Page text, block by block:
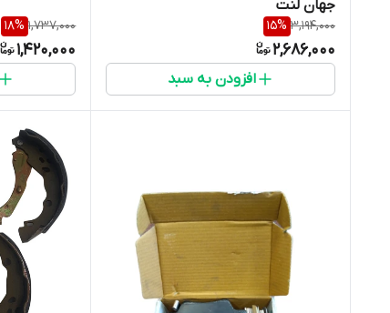
جهان لنت
3,194,000
15%
2,686,000
افزودن به سبد
1,737,000
18%
1,420,000